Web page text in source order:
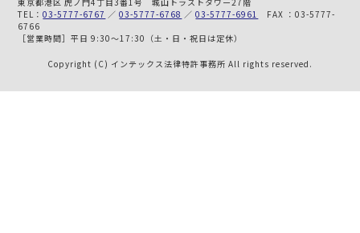
TEL：03-5777-6767 ／03-5777-6768 ／03-5777-6961
FAX ：03-5777-
6766
［営業時間］平日 9:30～17:30（土・日・祝日は定休）
Copyright (C) インテックス法律特許事務所 All rights reserved.